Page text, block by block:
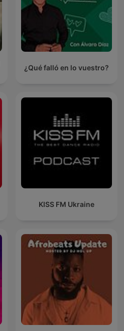
¿Qué falló en lo vuestro?
KISS FM Ukraine